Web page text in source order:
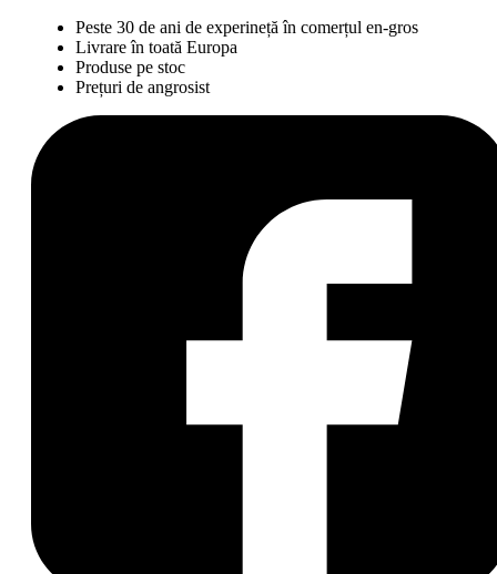
Peste 30 de ani de experineță în comerțul en-gros
Livrare în toată Europa
Produse pe stoc
Prețuri de angrosist